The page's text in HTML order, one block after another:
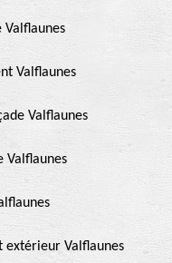
Valflaunes
Valflaunes
Valflaunes
Valflaunes
Valflaunes